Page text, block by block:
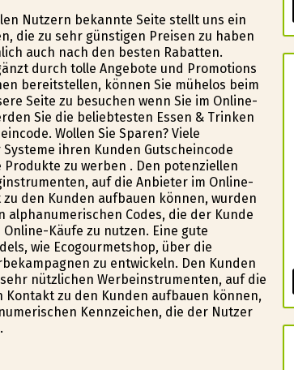
Nutzern bekannte Seite stellt uns ein
die zu sehr günstigen Preisen zu haben
auch nach den besten Rabatten.
durch tolle Angebote und Promotions
bereitstellen, können Sie mühelos beim
Seite zu besuchen wenn Sie im Online-
Sie die beliebtesten Essen & Trinken
Wollen Sie Sparen? Viele
ihren Kunden Gutscheincode
zu werben . Den potenziellen
auf die Anbieter im Online-
den Kunden aufbauen können, wurden
Codes, die der Kunde
Käufe zu nutzen. Eine gute
wie Ecogourmetshop, über die
zu entwickeln. Den Kunden
nützlichen Werbeinstrumenten, auf die
zu den Kunden aufbauen können,
Kennzeichen, die der Nutzer